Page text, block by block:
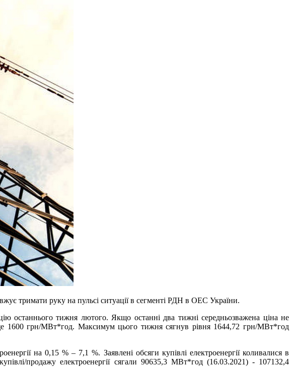
тримати руку на пульсі ситуації в сегменті РДН в ОЕС України.
останнього тижня лютого. Якщо останні два тижні середньозважена ціна не
1600 грн/МВт*год. Максимум цього тижня сягнув рівня 1644,72 грн/МВт*год
на 0,15 % – 7,1 %. Заявлені обсяги купівлі електроенергії коливалися в
продажу електроенергії сягали 90635,3 МВт*год (16.03.2021) - 107132,4